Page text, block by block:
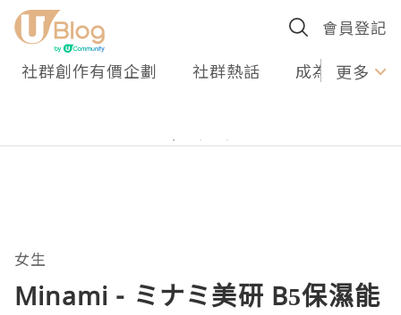
會員登記
社群創作有價企劃 社群熱話 成為U更多
女生
Minami - ミナミ美研 B5保濕能